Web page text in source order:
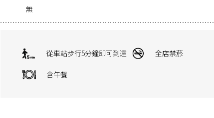
無
從車站步行5分鐘即可到達 全店禁菸
含午餐